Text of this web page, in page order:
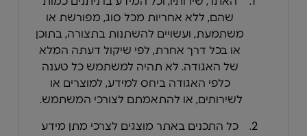
שהם, ללא אחריות מכל סוג, מפורשת או
משתמעת, ועשויים להשתנות בתצורה, בתוכן
או בכל דרך אחרת, לפי שיקול דעתה המלא
של האגודה. לא תהיה למשתמש כל טענה
כלפי האגודה ביחס למידע, למוצרים או
לשירותים, או להתאמתם לצורכי המשתמש.
כל התכנים באתר מוצגים לצרכי מתן מידע